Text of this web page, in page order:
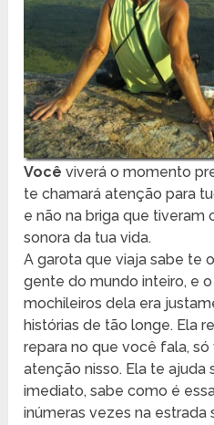
Você viverá o momento
te chamará atenção para
e não na briga que tiveram
sonora da tua vida.
A garota que viaja sabe te
gente do mundo inteiro, e
mochileiros dela era
histórias de tão longe. Ela
repara no que você fala,
atenção nisso. Ela te ajuda
imediato, sabe como é
inúmeras vezes na estrada